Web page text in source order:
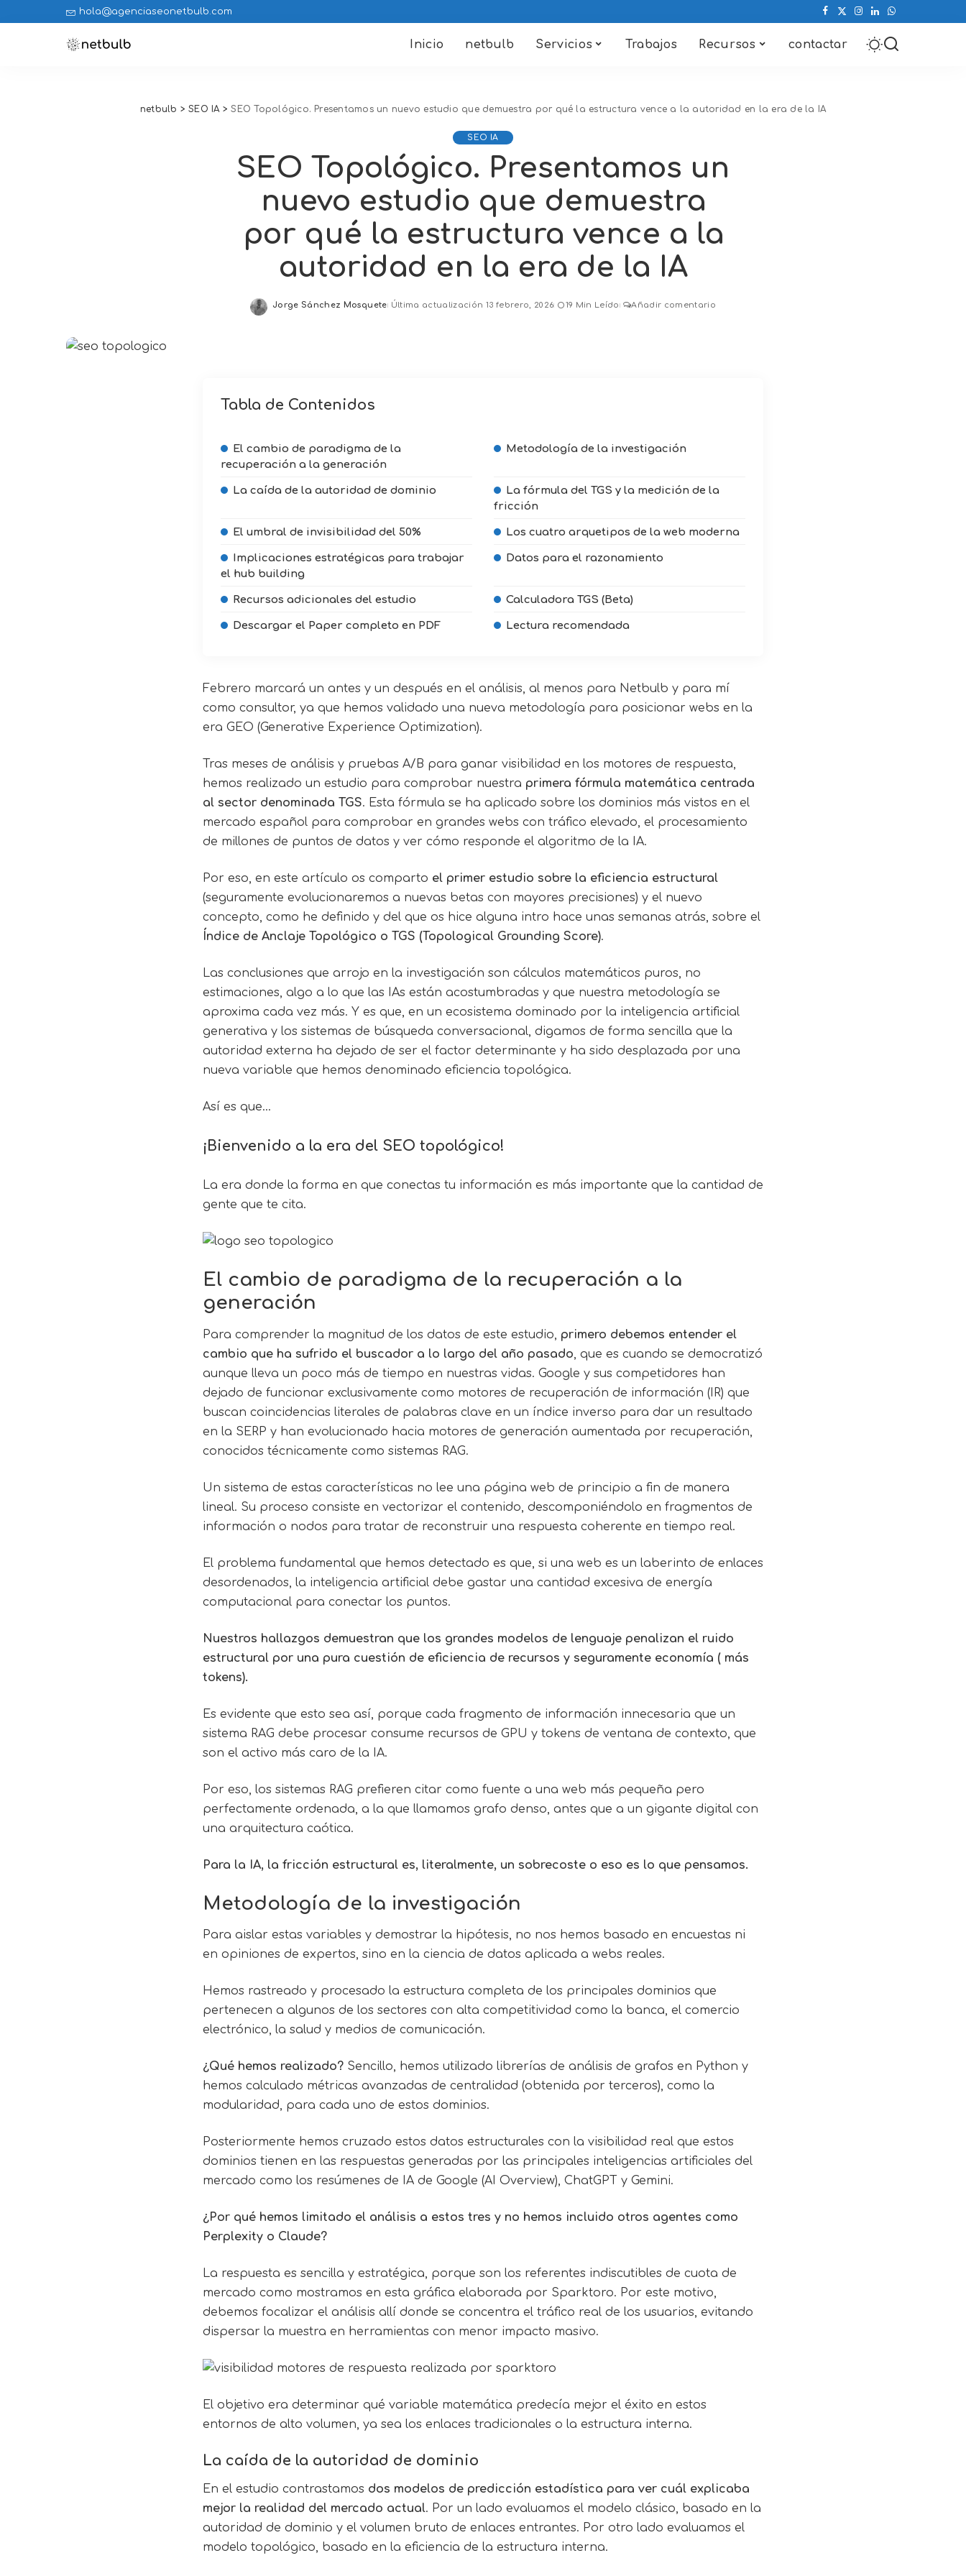
hola@agenciaseonetbulb.com
Inicio netbulb Servicios Trabajos Recursos contactar
netbulb >SEO IA>SEO Topológico. Presentamos un nuevo estudio que demuestra por qué la estructura vence a la autoridad en la era de la IA
SEO IA
SEO Topológico. Presentamos un
nuevo estudio que demuestra
por qué la estructura vence a la
autoridad en la era de la IA
Posted
Jorge Sánchez Mosquete Última actualización 13 febrero, 2026 19 Min Leído Añadir comentario
Tabla de Contenidos
El cambio de paradigma de la
recuperación a la generación
Metodología de la investigación
La caída de la autoridad de dominio
La fórmula del TGS y la medición de la
fricción
El umbral de invisibilidad del 50% Los cuatro arquetipos de la web moderna
Implicaciones estratégicas para trabajar
el hub building
Datos para el razonamiento
Recursos adicionales del estudio Calculadora TGS (Beta)
Descargar el Paper completo en PDF Lectura recomendada
Febrero marcará un antes y un después en el análisis, al menos para Netbulb y para mí
como consultor, ya que hemos validado una nueva metodología para posicionar webs en la
era GEO (Generative Experience Optimization).
Tras meses de análisis y pruebas A/B para ganar visibilidad en los motores de respuesta,
hemos realizado un estudio para comprobar nuestra primera fórmula matemática centrada
al sector denominada TGS. Esta fórmula se ha aplicado sobre los dominios más vistos en el
mercado español para comprobar en grandes webs con tráfico elevado, el procesamiento
de millones de puntos de datos y ver cómo responde el algoritmo de la IA.
Por eso, en este artículo os comparto el primer estudio sobre la eficiencia estructural
(seguramente evolucionaremos a nuevas betas con mayores precisiones) y el nuevo
concepto, como he definido y del que os hice alguna intro hace unas semanas atrás, sobre el
Índice de Anclaje Topológico o TGS (Topological Grounding Score).
Las conclusiones que arrojo en la investigación son cálculos matemáticos puros, no
estimaciones, algo a lo que las IAs están acostumbradas y que nuestra metodología se
aproxima cada vez más. Y es que, en un ecosistema dominado por la inteligencia artificial
generativa y los sistemas de búsqueda conversacional, digamos de forma sencilla que la
autoridad externa ha dejado de ser el factor determinante y ha sido desplazada por una
nueva variable que hemos denominado eficiencia topológica.
Así es que…
¡Bienvenido a la era del SEO topológico!
La era donde la forma en que conectas tu información es más importante que la cantidad de
gente que te cita.
El cambio de paradigma de la recuperación a la
generación
Para comprender la magnitud de los datos de este estudio, primero debemos entender el
cambio que ha sufrido el buscador a lo largo del año pasado , que es cuando se democratizó
aunque lleva un poco más de tiempo en nuestras vidas. Google y sus competidores han
dejado de funcionar exclusivamente como motores de recuperación de información (IR) que
buscan coincidencias literales de palabras clave en un índice inverso para dar un resultado
en la SERP y han evolucionado hacia motores de generación aumentada por recuperación,
conocidos técnicamente como sistemas RAG.
Un sistema de estas características no lee una página web de principio a fin de manera
lineal. Su proceso consiste en vectorizar el contenido, descomponiéndolo en fragmentos de
información o nodos para tratar de reconstruir una respuesta coherente en tiempo real.
El problema fundamental que hemos detectado es que, si una web es un laberinto de enlaces
desordenados, la inteligencia artificial debe gastar una cantidad excesiva de energía
computacional para conectar los puntos.
Nuestros hallazgos demuestran que los grandes modelos de lenguaje penalizan el ruido
estructural por una pura cuestión de eficiencia de recursos y seguramente economía ( más
tokens).
Es evidente que esto sea así, porque cada fragmento de información innecesaria que un
sistema RAG debe procesar consume recursos de GPU y tokens de ventana de contexto, que
son el activo más caro de la IA.
Por eso, los sistemas RAG prefieren citar como fuente a una web más pequeña pero
perfectamente ordenada, a la que llamamos grafo denso, antes que a un gigante digital con
una arquitectura caótica.
Para la IA, la fricción estructural es, literalmente, un sobrecoste o eso es lo que pensamos.
Metodología de la investigación
Para aislar estas variables y demostrar la hipótesis, no nos hemos basado en encuestas ni
en opiniones de expertos, sino en la ciencia de datos aplicada a webs reales.
Hemos rastreado y procesado la estructura completa de los principales dominios que
pertenecen a algunos de los sectores con alta competitividad como la banca, el comercio
electrónico, la salud y medios de comunicación.
¿Qué hemos realizado? Sencillo, hemos utilizado librerías de análisis de grafos en Python y
hemos calculado métricas avanzadas de centralidad (obtenida por terceros), como la
modularidad, para cada uno de estos dominios.
Posteriormente hemos cruzado estos datos estructurales con la visibilidad real que estos
dominios tienen en las respuestas generadas por las principales inteligencias artificiales del
mercado como los resúmenes de IA de Google (AI Overview), ChatGPT y Gemini.
¿Por qué hemos limitado el análisis a estos tres y no hemos incluido otros agentes como
Perplexity o Claude?
La respuesta es sencilla y estratégica, porque son los referentes indiscutibles de cuota de
mercado como mostramos en esta gráfica elaborada por Sparktoro. Por este motivo,
debemos focalizar el análisis allí donde se concentra el tráfico real de los usuarios, evitando
dispersar la muestra en herramientas con menor impacto masivo.
El objetivo era determinar qué variable matemática predecía mejor el éxito en estos
entornos de alto volumen, ya sea los enlaces tradicionales o la estructura interna.
La caída de la autoridad de dominio
En el estudio contrastamos dos modelos de predicción estadística para ver cuál explicaba
mejor la realidad del mercado actual. Por un lado evaluamos el modelo clásico, basado en la
autoridad de dominio y el volumen bruto de enlaces entrantes. Por otro lado evaluamos el
modelo topológico, basado en la eficiencia de la estructura interna.